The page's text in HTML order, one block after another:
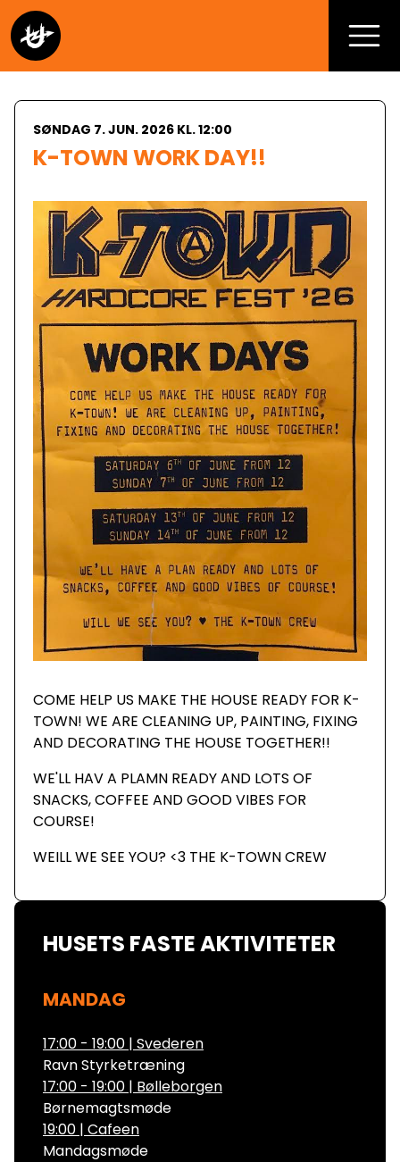
SØNDAG 7. JUN. 2026 KL. 12:00
K-TOWN WORK DAY!!
COME HELP US MAKE THE HOUSE READY FOR K-
TOWN! WE ARE CLEANING UP, PAINTING, FIXING
AND DECORATING THE HOUSE TOGETHER!!
WE'LL HAV A PLAMN READY AND LOTS OF
SNACKS, COFFEE AND GOOD VIBES FOR
COURSE!
WEILL WE SEE YOU? <3 THE K-TOWN CREW
HUSETS FASTE AKTIVITETER
MANDAG
17:00 - 19:00 | Svederen
Ravn Styrketræning
17:00 - 19:00 | Bølleborgen
Børnemagtsmøde
19:00 | Cafeen
Mandagsmøde